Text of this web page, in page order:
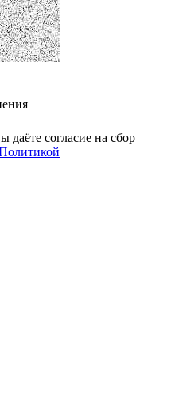
cогласие на сбор